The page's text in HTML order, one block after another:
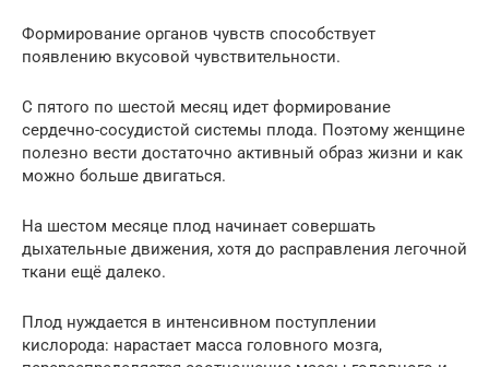
Формирование органов чувств способствует
появлению вкусовой чувствительности.
С пятого по шестой месяц идет формирование
сердечно-сосудистой системы плода. Поэтому женщине
полезно вести достаточно активный образ жизни и как
можно больше двигаться.
На шестом месяце плод начинает совершать
дыхательные движения, хотя до расправления легочной
ткани ещё далеко.
Плод нуждается в интенсивном поступлении
кислорода: нарастает масса головного мозга,